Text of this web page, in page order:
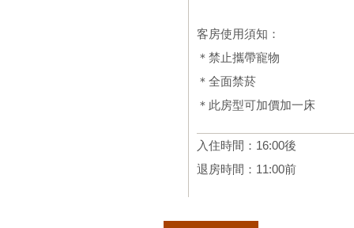
客房使用須知：
＊禁止攜帶寵物
＊全面禁菸
＊此房型可加價加一床
入住時間：16:00後
退房時間：11:00前